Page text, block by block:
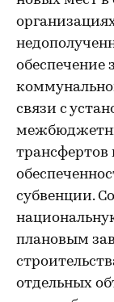
обеспечение
связи с
субвенции.
плановым
отдельных